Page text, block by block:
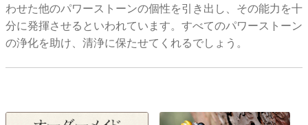
わせた他のパワーストーンの個性を引き出し、その能力を十
分に発揮させるといわれています。すべてのパワーストーン
の浄化を助け、清浄に保たせてくれるでしょう。